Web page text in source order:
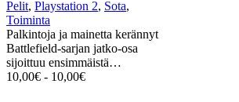
Pelit, Playstation 2, Sota,
Toiminta
Palkintoja ja mainetta kerännyt
Battlefield-sarjan jatko-osa
sijoittuu ensimmäistä…
10,00€ - 10,00€